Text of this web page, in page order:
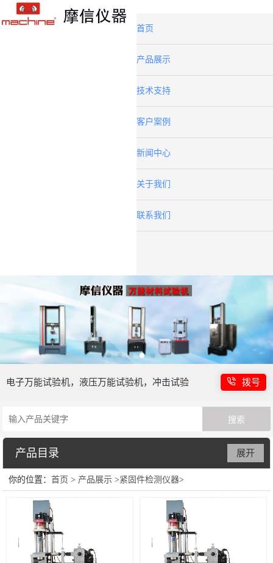
首页
产品展示
技术支持
客户案例
新闻中心
关于我们
联系我们
电子万能试验机，液压万能试验机，冲击试验
机等
拨号
产品目录
电子万能试验机
液压万能试验机
冲击强度试验机
展开
你的位置：首页 > 产品展示 >紧固件检测仪器>